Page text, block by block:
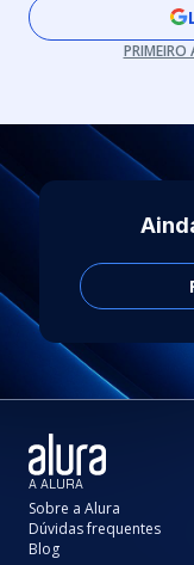
PRIMEIRO
A ALURA
Sobre a Alura
Dúvidas frequentes
Blog